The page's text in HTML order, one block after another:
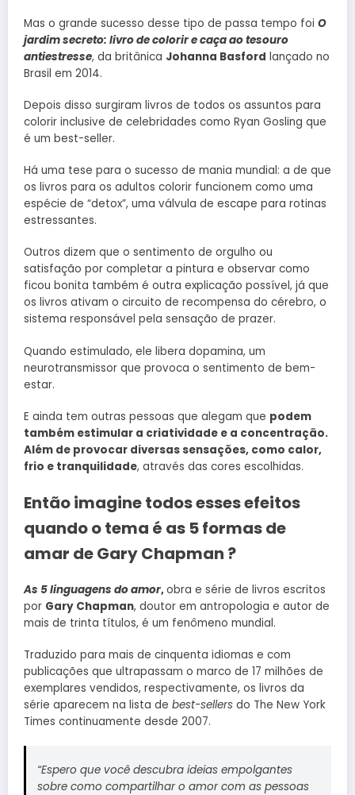
Mas o grande sucesso desse tipo de passa tempo foi O
jardim secreto: livro de colorir e caça ao tesouro
antiestresse, da britânica Johanna Basford lançado no
Brasil em 2014.
Depois disso surgiram livros de todos os assuntos para
colorir inclusive de celebridades como Ryan Gosling que
é um best-seller.
Há uma tese para o sucesso de mania mundial: a de que
os livros para os adultos colorir funcionem como uma
espécie de “detox”, uma válvula de escape para rotinas
estressantes.
Outros dizem que o sentimento de orgulho ou
satisfação por completar a pintura e observar como
ficou bonita também é outra explicação possível, já que
os livros ativam o circuito de recompensa do cérebro, o
sistema responsável pela sensação de prazer.
Quando estimulado, ele libera dopamina, um
neurotransmissor que provoca o sentimento de bem-
estar.
E ainda tem outras pessoas que alegam que podem
também estimular a criatividade e a concentração.
Além de provocar diversas sensações, como calor,
frio e tranquilidade, através das cores escolhidas.
Então imagine todos esses efeitos
quando o tema é as 5 formas de
amar de Gary Chapman ?
As 5 linguagens do amor,obra e série de livros escritos
por Gary Chapman, doutor em antropologia e autor de
mais de trinta títulos, é um fenômeno mundial.
Traduzido para mais de cinquenta idiomas e com
publicações que ultrapassam o marco de 17 milhões de
exemplares vendidos, respectivamente, os livros da
série aparecem na lista de best-sellers do The New York
Times continuamente desde 2007.
“Espero que você descubra ideias empolgantes
sobre como compartilhar o amor com as pessoas